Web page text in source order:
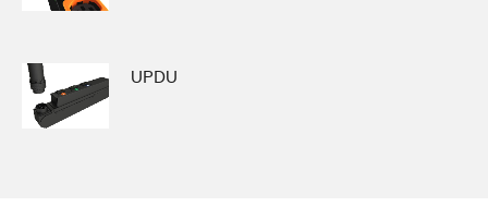
UPDU